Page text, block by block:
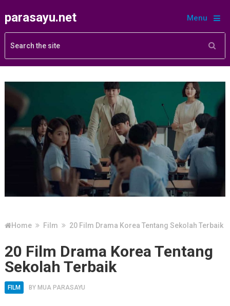
parasayu.net Menu
Home Film 20 Film Drama Korea Tentang Sekolah Terbaik
20 Film Drama Korea Tentang
Sekolah Terbaik
FILM BY MUA PARASAYU